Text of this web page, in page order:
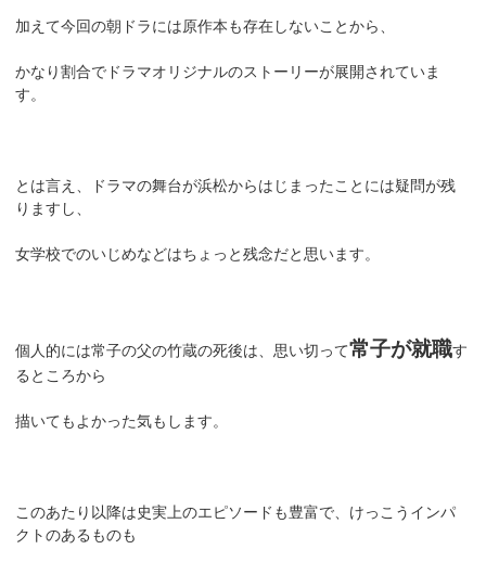
加えて今回の朝ドラには原作本も存在しないことから、
かなり割合でドラマオリジナルのストーリーが展開されていま
す。
とは言え、ドラマの舞台が浜松からはじまったことには疑問が残
りますし、
女学校でのいじめなどはちょっと残念だと思います。
個人的には常子の父の竹蔵の死後は、思い切って常子が就職す
るところから
描いてもよかった気もします。
このあたり以降は史実上のエピソードも豊富で、けっこうインパ
クトのあるものも